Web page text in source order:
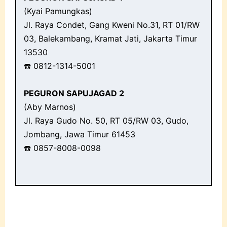
(Kyai Pamungkas)
Jl. Raya Condet, Gang Kweni No.31, RT 01/RW
03, Balekambang, Kramat Jati, Jakarta Timur
13530
☎️ 0812-1314-5001
PEGURON SAPUJAGAD 2
(Aby Marnos)
Jl. Raya Gudo No. 50, RT 05/RW 03, Gudo,
Jombang, Jawa Timur 61453
☎️ 0857-8008-0098